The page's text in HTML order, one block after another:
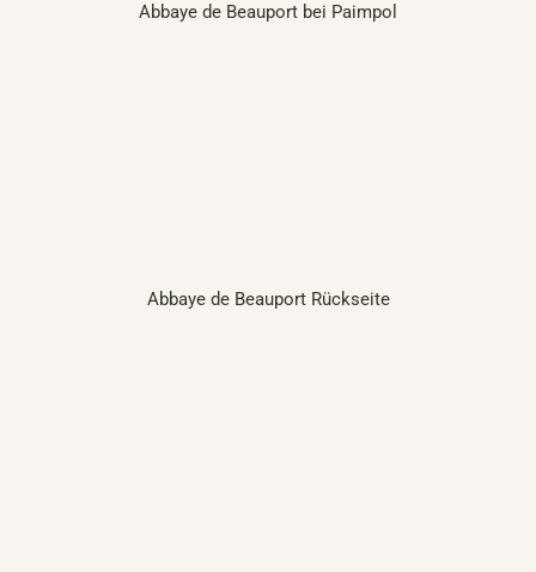
Abbaye de Beauport bei Paimpol
Abbaye de Beauport Rückseite